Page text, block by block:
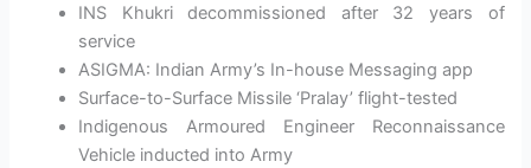
INS Khukri decommissioned after 32 years of
service
ASIGMA: Indian Army’s In-house Messaging app
Surface-to-Surface Missile ‘Pralay’ flight-tested
Indigenous Armoured Engineer Reconnaissance
Vehicle inducted into Army